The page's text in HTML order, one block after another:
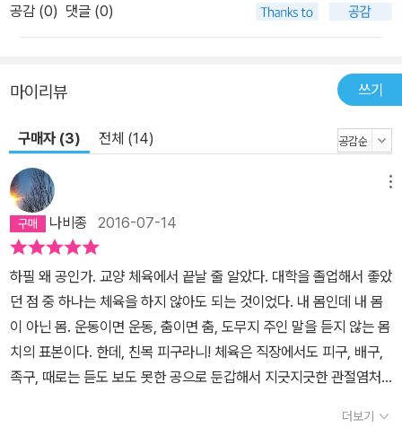
공감 (0) 댓글 (0)
마이리뷰 쓰기
구매자 (3) 전체 (14)
나비종 2016-07-14
하필 왜 공인가. 교양 체육에서 끝날 줄 알았다. 대학을 졸업해서 좋았
던 점 중 하나는 체육을 하지 않아도 되는 것이었다. 내 몸인데 내 몸
이 아닌 몸. 운동이면 운동, 춤이면 춤, 도무지 주인 말을 듣지 않는 몸
치의 표본이다. 한데, 친목 피구라니! 체육은 직장에서도 피구, 배구,
족구, 때로는 듣도 보도 못한 공으로 둔갑해서 지긋지긋한 관절염처
더보기